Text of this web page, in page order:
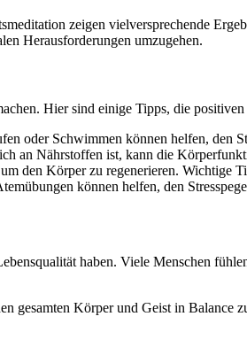
zeigen vielversprechende
Herausforderungen umzugehen.
Hier sind einige Tipps, die
oder Schwimmen können helfen, den
an Nährstoffen ist, kann die
den Körper zu regenerieren. Wichtige
können helfen, den
haben. Viele Menschen
gesamten Körper und Geist in